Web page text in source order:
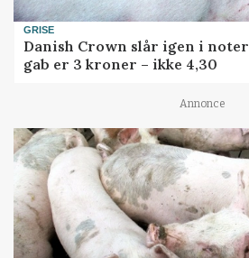
GRISE
Danish Crown slår igen i
gab er 3 kroner – ikke 4,30
Annonce